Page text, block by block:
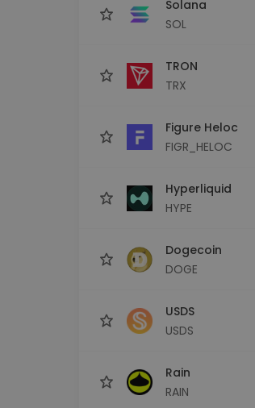
Solana
SOL
TRON
TRX
Figure Heloc
FIGR_HELOC
Hyperliquid
HYPE
Dogecoin
DOGE
USDS
USDS
Rain
RAIN